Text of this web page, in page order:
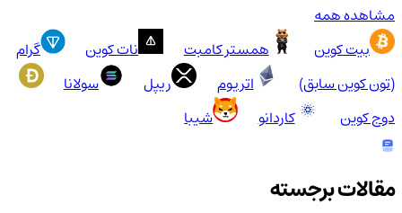
مشاهده همه
بیت کوین
همستر کامبت نات کوین
گرام
(تون کوین سابق)
اتریوم ریپل
سولانا
دوج کوین
کاردانو شیبا
مقالات برجسته